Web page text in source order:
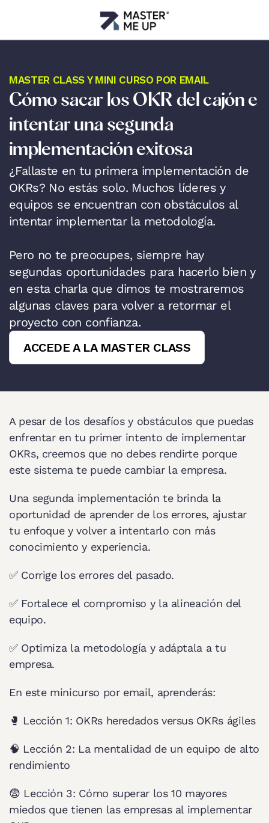
MASTER CLASS Y MINI CURSO POR EMAIL
Cómo sacar los OKR del cajón e
intentar una segunda
implementación exitosa
¿Fallaste en tu primera implementación de
OKRs? No estás solo. Muchos líderes y
equipos se encuentran con obstáculos al
intentar implementar la metodología.
Pero no te preocupes, siempre hay
segundas oportunidades para hacerlo bien y
en esta charla que dimos te mostraremos
algunas claves para volver a retormar el
proyecto con confianza.
ACCEDE A LA MASTER CLASS
A pesar de los desafíos y obstáculos que puedas
enfrentar en tu primer intento de implementar
OKRs, creemos que no debes rendirte porque
este sistema te puede cambiar la empresa.
Una segunda implementación te brinda la
oportunidad de aprender de los errores, ajustar
tu enfoque y volver a intentarlo con más
conocimiento y experiencia.
✅ Corrige los errores del pasado.
✅ Fortalece el compromiso y la alineación del
equipo.
✅ Optimiza la metodología y adáptala a tu
empresa.
En este minicurso por email, aprenderás:
🥊 Lección 1: OKRs heredados versus OKRs ágiles
🧠 Lección 2: La mentalidad de un equipo de alto
rendimiento
😨 Lección 3: Cómo superar los 10 mayores
miedos que tienen las empresas al implementar